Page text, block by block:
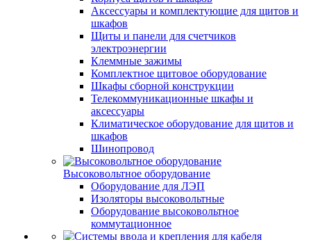
Аксессуары и комплектующие для щитов и
шкафов
Щиты и панели для счетчиков
электроэнергии
Клеммные зажимы
Комплектное щитовое оборудование
Шкафы сборной конструкции
Телекоммуникационные шкафы и
аксессуары
Климатическое оборудование для щитов и
шкафов
Шинопровод
Высоковольтное оборудование
Оборудование для ЛЭП
Изоляторы высоковольтные
Оборудование высоковольтное
коммутационное